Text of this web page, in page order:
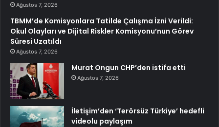
Ağustos 7, 2026
TBMM’de Komisyonlara Tatilde Çalışma İzni Verildi:
Okul Olayları ve Dijital Riskler Komisyonu’nun Görev
Süresi Uzatıldı
Ağustos 7, 2026
Murat Ongun CHP’den istifa etti
Ağustos 7, 2026
İletişim’den ‘Terörsüz Türkiye’ hedefli
videolu paylaşım